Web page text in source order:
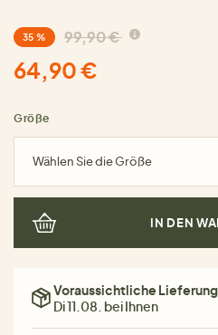
35 % 99,90 €
64,90 €
Größe
Wählen Sie die Größe
IN DEN
Voraussichtliche
Di 11.08. bei Ihnen